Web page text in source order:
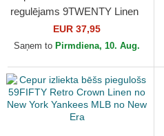
regulējams 9TWENTY Linen
no New York Yankees MLB
no New Era
EUR 37,95
Saņem to Pirmdiena, 10. Aug.